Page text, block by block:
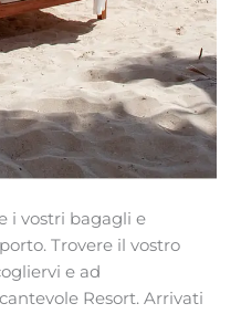
i vostri bagagli e
Trovere il vostro
e ad
Resort. Arrivati